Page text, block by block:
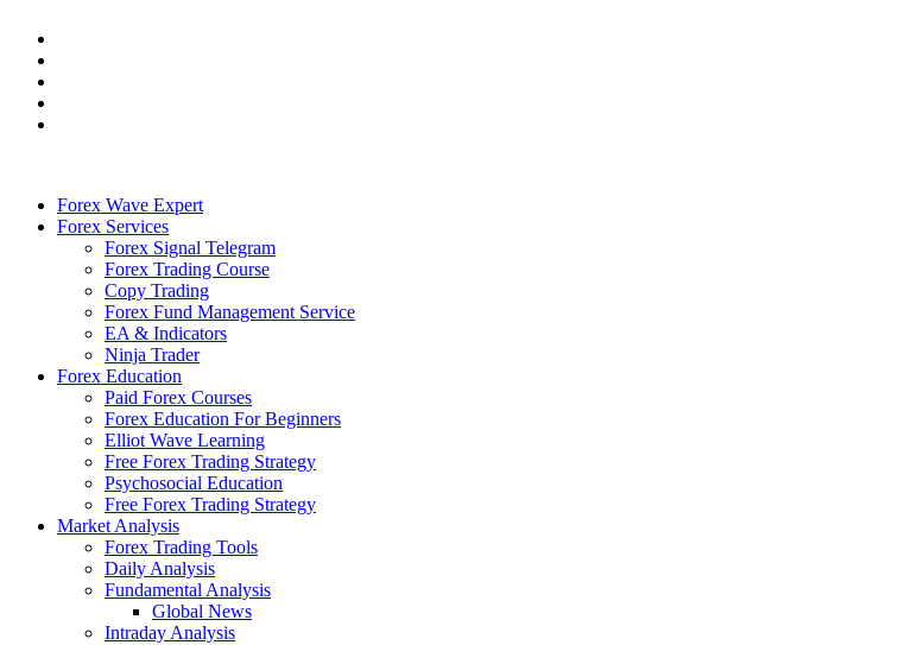
Forex Wave Expert
Forex Services
Forex Signal Telegram
Forex Trading Course
Copy Trading
Forex Fund Management Service
EA & Indicators
Ninja Trader
Forex Education
Paid Forex Courses
Forex Education For Beginners
Elliot Wave Learning
Free Forex Trading Strategy
Psychosocial Education
Free Forex Trading Strategy
Market Analysis
Forex Trading Tools
Daily Analysis
Fundamental Analysis
Global News
Intraday Analysis